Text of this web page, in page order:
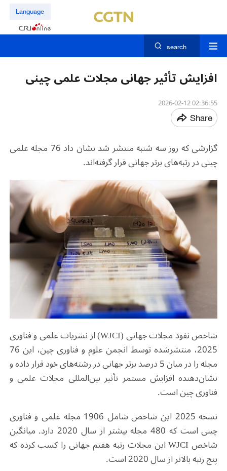
Language
search
افزایش تأثیر جهانی مجلات علمی چینی
02:36:55 2026-02-12
Share
گزارشی که روز سه‌ شنبه منتشر شد نشان داد 76 مجله علمی
چینی در رتبه‌های برتر جهانی قرار گرفته‌اند.
شاخص نفوذ مجلات جهانی(WJCI)از نشریات علمی و فناوری
2025، منتشرشده توسط انجمن علوم و فناوری چین، این 76
مجله را در میان 5 درصد برتر جهانی در رشته‌های خود قرار داده و
نشان‌دهنده افزایش مستمر تأثیر بین‌المللی مجلات علمی و
فناوری چین است.
نسخه 2025 این شاخص شامل 1906 مجله علمی و فناوری
چینی است که 480 مجله بیشتر از سال 2020 دارد. میانگین
شاخصWJCIاین مجلات رتبه هفتم جهانی را کسب کرده که
پنج رتبه بالاتر از سال 2020 است
.